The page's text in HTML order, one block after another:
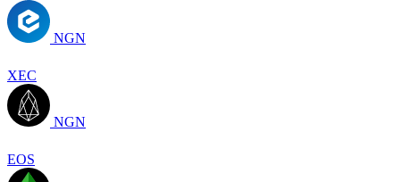
NGN
XEC
NGN
EOS